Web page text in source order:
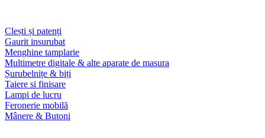
Clești și patenți
Gaurit insurubat
Menghine tamplarie
Multimetre digitale & alte aparate de masura
Șurubelnițe & biți
Taiere si finisare
Lampi de lucru
Feronerie mobilă
Mânere & Butoni